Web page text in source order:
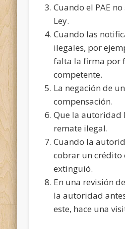
Cuando el PAE
Ley.
Cuando las
ilegales, por
falta la firma por
competente.
La negación de
compensación.
Que la autoridad
remate ilegal.
Cuando la
cobrar un crédito
extinguió.
En una revisión
la autoridad
este, hace una